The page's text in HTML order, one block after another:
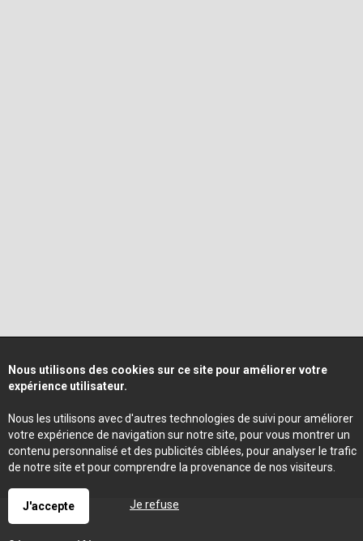
Nous utilisons des cookies sur ce site pour améliorer votre
expérience utilisateur.
Nous les utilisons avec d'autres technologies de suivi pour améliorer
votre expérience de navigation sur notre site, pour vous montrer un
contenu personnalisé et des publicités ciblées, pour analyser le trafic
de notre site et pour comprendre la provenance de nos visiteurs.
J'accepte Je refuse